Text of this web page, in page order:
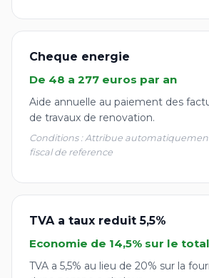
Cheque energie
De 48 a 277 euros par an
Aide annuelle au paiement des
de travaux de renovation.
Conditions : Attribue
fiscal de reference
TVA a taux reduit 5,5%
Economie de 14,5% sur le total
TVA a 5,5% au lieu de 20% sur la